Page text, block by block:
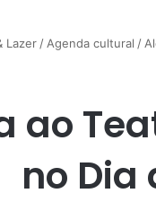
Lazer / Agenda cultural /
ao
no Dia